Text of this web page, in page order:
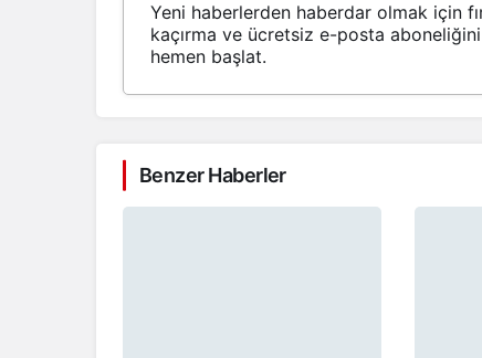
Yeni haberlerden haberdar olmak için
kaçırma ve ücretsiz e-posta aboneliğini
hemen başlat.
Benzer Haberler